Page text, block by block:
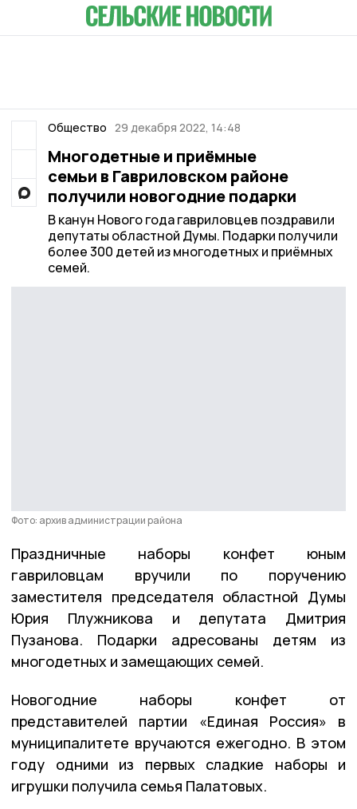
Общество 29 декабря 2022, 14:48
Многодетные и приёмные
семьи в Гавриловском районе
получили новогодние подарки
В канун Нового года гавриловцев поздравили
депутаты областной Думы. Подарки получили
более 300 детей из многодетных и приёмных
семей.
Фото: архив администрации района
Праздничные наборы конфет юным
гавриловцам вручили по поручению
заместителя председателя областной Думы
Юрия Плужникова и депутата Дмитрия
Пузанова. Подарки адресованы детям из
многодетных и замещающих семей.
Новогодние наборы конфет от
представителей партии «Единая Россия» в
муниципалитете вручаются ежегодно. В этом
году одними из первых сладкие наборы и
игрушки получила семья Палатовых.